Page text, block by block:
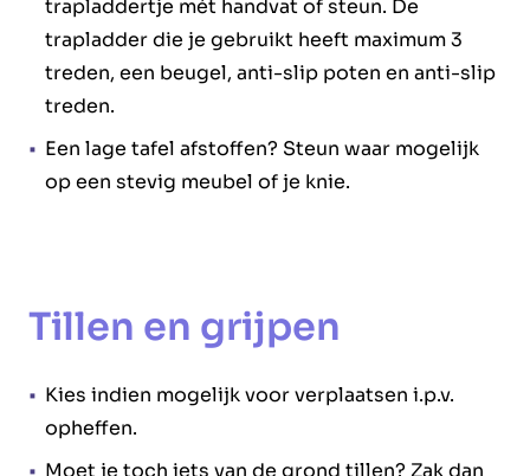
trapladdertje mét handvat of steun. De
trapladder die je gebruikt heeft maximum 3
treden, een beugel, anti-slip poten en anti-slip
treden.
Een lage tafel afstoffen? Steun waar mogelijk
op een stevig meubel of je knie.
Tillen en grijpen
Kies indien mogelijk voor verplaatsen i.p.v.
opheffen.
Moet je toch iets van de grond tillen? Zak dan